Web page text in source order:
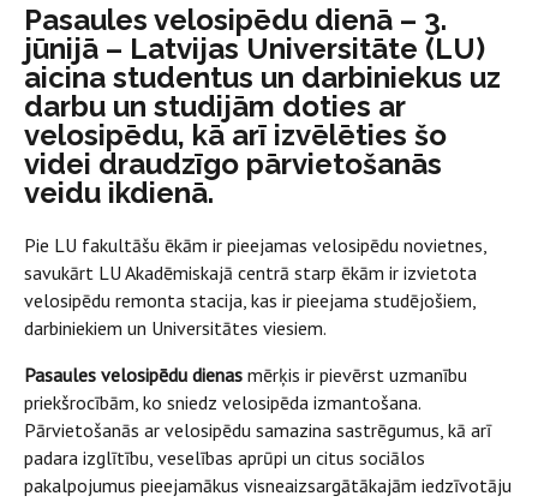
Pasaules velosipēdu dienā – 3.
jūnijā – Latvijas Universitāte (LU)
aicina studentus un darbiniekus uz
darbu un studijām doties ar
velosipēdu, kā arī izvēlēties šo
videi draudzīgo pārvietošanās
veidu ikdienā.
Pie LU fakultāšu ēkām ir pieejamas velosipēdu novietnes,
savukārt LU Akadēmiskajā centrā starp ēkām ir izvietota
velosipēdu remonta stacija, kas ir pieejama studējošiem,
darbiniekiem un Universitātes viesiem.
Pasaules velosipēdu dienas mērķis ir pievērst uzmanību
priekšrocībām, ko sniedz velosipēda izmantošana.
Pārvietošanās ar velosipēdu samazina sastrēgumus, kā arī
padara izglītību, veselības aprūpi un citus sociālos
pakalpojumus pieejamākus visneaizsargātākajām iedzīvotāju